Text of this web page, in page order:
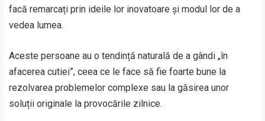
facă remarcați prin ideile lor inovatoare și modul lor de a
vedea lumea.
Aceste persoane au o tendință naturală de a gândi „în
afacerea cutiei”, ceea ce le face să fie foarte bune la
rezolvarea problemelor complexe sau la găsirea unor
soluții originale la provocările zilnice.